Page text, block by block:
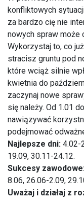
konfliktowych
za bardzo cię nie
nowych spraw może
Wykorzystaj to, co
stracisz gruntu pod
które wciąż silnie
kwietnia do
zaczynaj nowe
się należy. Od 1.01
nawiązywać
podejmować
Najlepsze dni: 4.02-
19.09, 30.11-24.12.
Sukcesy
8.06, 26.06-2.09,
Uważaj i działaj z